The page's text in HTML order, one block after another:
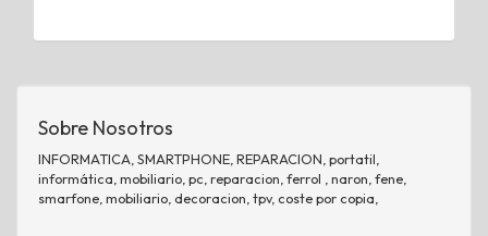
Sobre Nosotros
INFORMATICA, SMARTPHONE, REPARACION, portatil,
informática, mobiliario, pc, reparacion, ferrol , naron, fene,
smarfone, mobiliario, decoracion, tpv, coste por copia,